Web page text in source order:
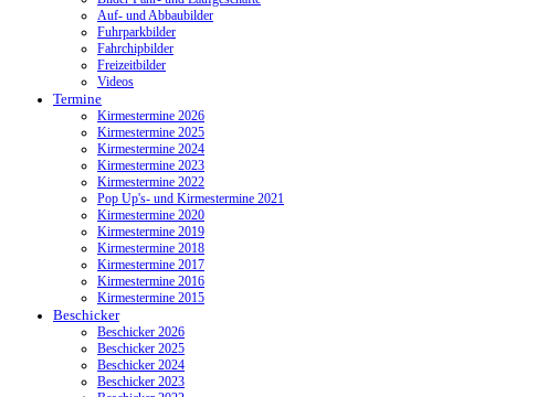
Auf- und Abbaubilder
Fuhrparkbilder
Fahrchipbilder
Freizeitbilder
Videos
Termine
Kirmestermine 2026
Kirmestermine 2025
Kirmestermine 2024
Kirmestermine 2023
Kirmestermine 2022
Pop Up's- und Kirmestermine 2021
Kirmestermine 2020
Kirmestermine 2019
Kirmestermine 2018
Kirmestermine 2017
Kirmestermine 2016
Kirmestermine 2015
Beschicker
Beschicker 2026
Beschicker 2025
Beschicker 2024
Beschicker 2023